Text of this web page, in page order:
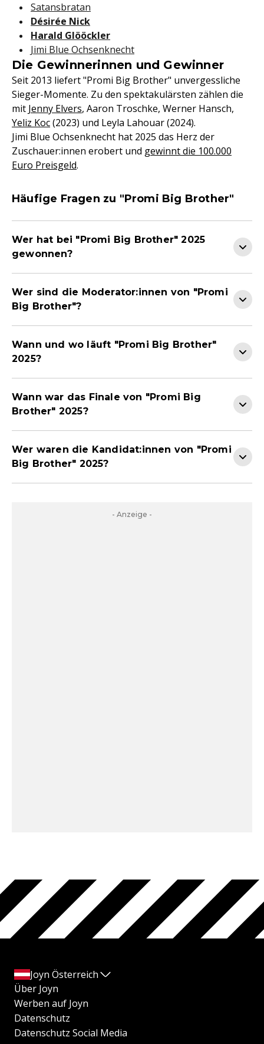
Satansbratan
Désirée Nick
Harald Glööckler
Jimi Blue Ochsenknecht
Die Gewinnerinnen und Gewinner
Seit 2013 liefert "Promi Big Brother" unvergessliche
Sieger-Momente. Zu den spektakulärsten zählen die
mit Jenny Elvers, Aaron Troschke, Werner Hansch,
Yeliz Koc(2023) und Leyla Lahouar (2024).
Jimi Blue Ochsenknecht hat 2025 das Herz der
Zuschauer:innen erobert und gewinnt die 100.000
Euro Preisgeld.
Häufige Fragen zu "Promi Big Brother"
Wer hat bei "Promi Big Brother" 2025
gewonnen?
Wer sind die Moderator:innen von "Promi
Big Brother"?
Wann und wo läuft "Promi Big Brother"
2025?
Wann war das Finale von "Promi Big
Brother" 2025?
Wer waren die Kandidat:innen von "Promi
Big Brother" 2025?
- Anzeige -
Joyn Österreich
Über Joyn
Werben auf Joyn
Datenschutz
Datenschutz Social Media